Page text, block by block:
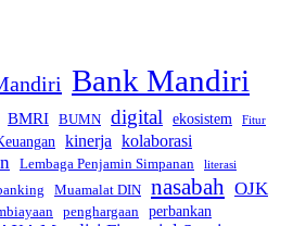
Bank Mandiri
BMRI BUMN digital ekosistem Fitur
kinerja kolaborasi
Lembaga Penjamin Simpanan
literasi
Muamalat DIN nasabah OJK
penghargaan perbankan